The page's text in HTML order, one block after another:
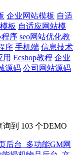
企业网站模板 自适
板 自适应网站模
序 seo网站优化教
序 手机端 信息技术
用 Ecshop教程 企业
源码 公司网站源码
询到 103 个DEMO